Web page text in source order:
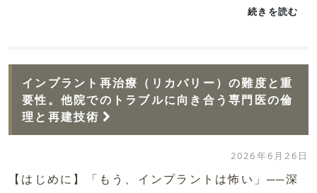
続きを読む
インプラント再治療（リカバリー）の難度と重
要性。他院でのトラブルに向き合う専門医の倫
理と再建技術
2026年6月26日
【はじめに】「もう、インプラントは怖い」──深